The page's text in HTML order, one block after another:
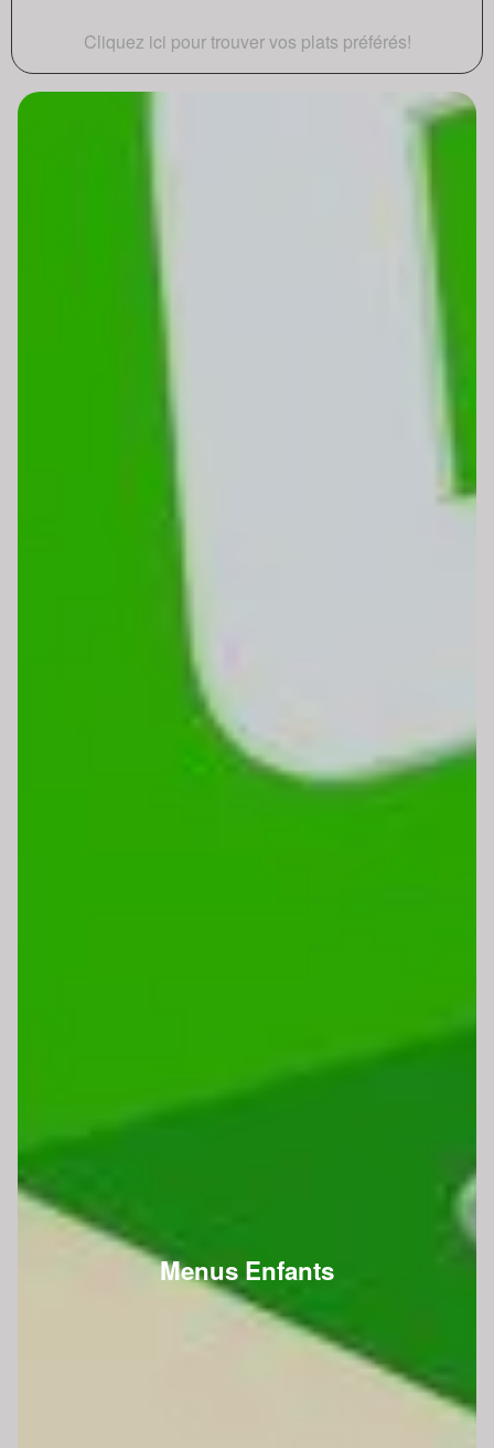
Cliquez ici pour trouver vos plats préférés!
Menus Enfants